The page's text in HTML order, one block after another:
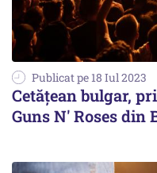
Publicat pe 18 Iul 2023
Cetățean bulgar,
Guns N' Roses din